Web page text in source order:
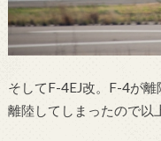
そしてF-4EJ改。F-4が
離陸してしまったので以